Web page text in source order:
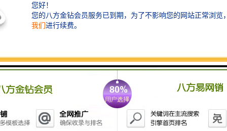
长期工程及对周边环境影响要求较高的项目
- 市政围挡：符合相关规范要求，外观整洁统一，适合
所有围挡产品均采用优质材料制造，确保耐久性和可靠
性。
同时，我们还可根据客户需求，在围挡上添加项目信
息、安全警示或企业文化展示等内容，使其成为项目宣
传的延伸窗口。